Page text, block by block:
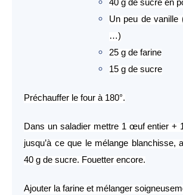
40 g de sucre en
Un peu de vanille
…)
25 g de farine
15 g de sucre
Préchauffer le four à 180°.
Dans un saladier mettre 1 œuf entier +
jusqu’à ce que le mélange blanchisse,
40 g de sucre. Fouetter encore.
Ajouter la farine et mélanger